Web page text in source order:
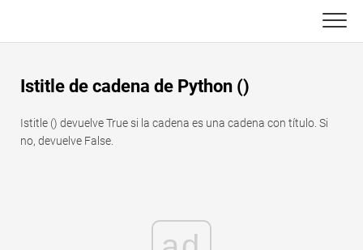
content
Gráfico
C ++
Istitle de cadena de Python ()
Istitle () devuelve True si la cadena es una cadena con título. Si
no, devuelve False.